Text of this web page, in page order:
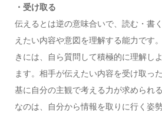
・受け取る
伝えるとは逆の意味合いで、読む・書
えたい内容や意図を理解する能力です
きには、自ら質問して積極的に理解し
ます。相手が伝えたい内容を受け取っ
基に自分の主観で考える力が求められ
なのは、自分から情報を取りに行く姿